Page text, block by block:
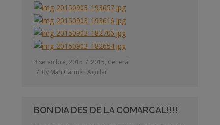
4 setembre, 2015 2015, General
By Mari Carmen Aguilar
BON DIA DES DE LA COMARCAL!!!!